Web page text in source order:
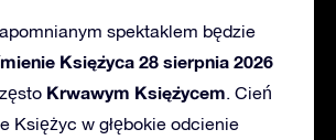
spektaklem będzie
Księżyca 28 sierpnia 2026
Krwawym Księżycem. Cień
Księżyc w głębokie odcienie